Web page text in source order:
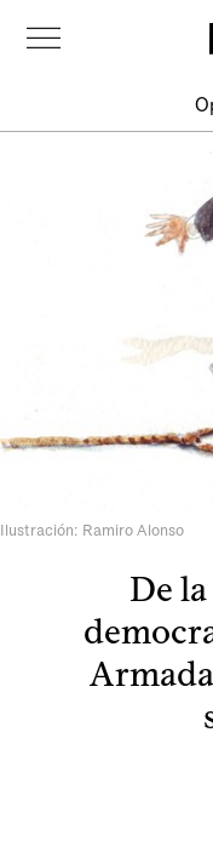
Ilustración: Ramiro Alonso
De